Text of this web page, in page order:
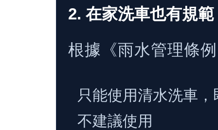
2. 在家洗車也有規範
根據《雨水管理條
只能使用清水洗車
不建議使用